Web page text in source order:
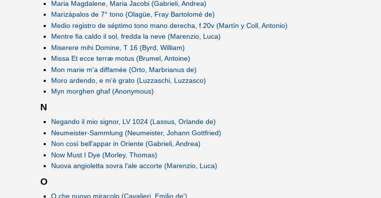
Maria Magdalene, Maria Jacobi (Gabrieli, Andrea)
Marizápalos de 7° tono (Olagüe, Fray Bartolomé de)
Medio registro de séptimo tono mano derecha, f.20v (Martín y Coll, Antonio)
Mentre fia caldo il sol, fredda la neve (Marenzio, Luca)
Miserere mihi Domine, T 16 (Byrd, William)
Missa Et ecce terræ motus (Brumel, Antoine)
Mon marie m'a diffamée (Orto, Marbrianus de)
Moro ardendo, e m'è grato (Luzzaschi, Luzzasco)
Myn morghen ghaf (Anonymous)
N
Negando il mio signor, LV 1024 (Lassus, Orlande de)
Neumeister-Sammlung (Neumeister, Johann Gottfried)
Non così bell'appar in Oriente (Gabrieli, Andrea)
Now Must I Dye (Morley, Thomas)
Nuova angioletta sovra l'ale accorte (Marenzio, Luca)
O
O che nuovo miracolo (Cavalieri, Emilio de')